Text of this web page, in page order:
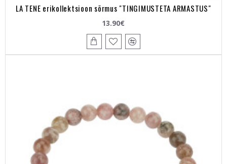
LA TENE erikollektsioon sõrmus "TINGIMUSTETA ARMASTUS"
13.90€